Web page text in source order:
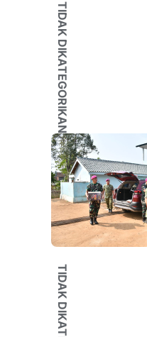
TIDAK DIKATEGORIKAN